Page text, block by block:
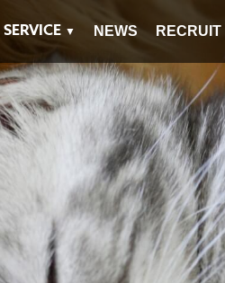
SERVICE ▼ NEWS RECRUIT